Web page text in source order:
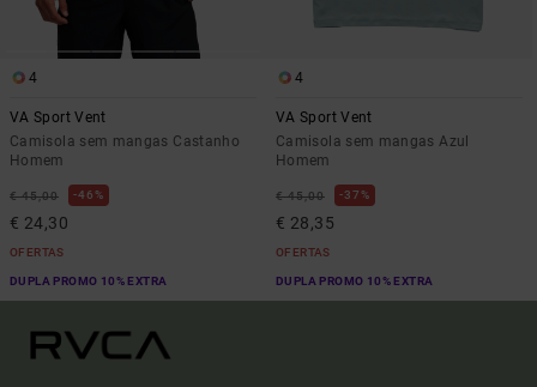
4
VA Sport Vent
Camisola sem mangas Castanho
Homem
€ 45,00 46%
€ 24,30
OFERTAS
DUPLA PROMO 10% EXTRA
4
VA Sport Vent
Camisola sem mangas Azul
Homem
€ 45,00 37%
€ 28,35
OFERTAS
DUPLA PROMO 10% EXTRA